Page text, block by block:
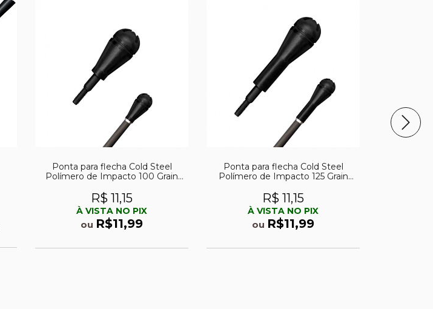
Ponta para flecha Cold Steel
Polímero de Impacto 100 Grain
R$ 11,15
À VISTA NO PIX
ou R$11,99
Ponta para flecha Cold Steel
Polímero de Impacto 125 Grain
R$ 11,15
À VISTA NO PIX
ou R$11,99